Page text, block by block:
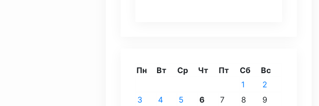
Пн Вт Ср Чт Пт Сб Вс
1
2
3
4 5 6 7 8
9